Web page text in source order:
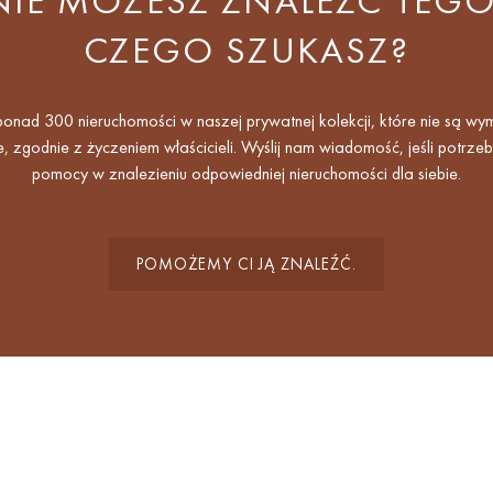
CZEGO SZUKASZ?
300 nieruchomości w naszej prywatnej kolekcji, które nie są
zgodnie z życzeniem właścicieli. Wyślij nam wiadomość, jeśli
pomocy w znalezieniu odpowiedniej nieruchomości dla siebie.
POMOŻEMY CI JĄ ZNALEŹĆ.